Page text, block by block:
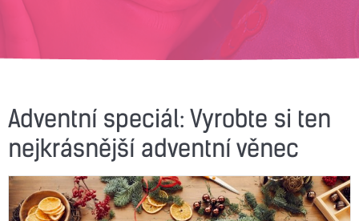
Adventní speciál: Vyrobte si ten
nejkrásnější adventní věnec